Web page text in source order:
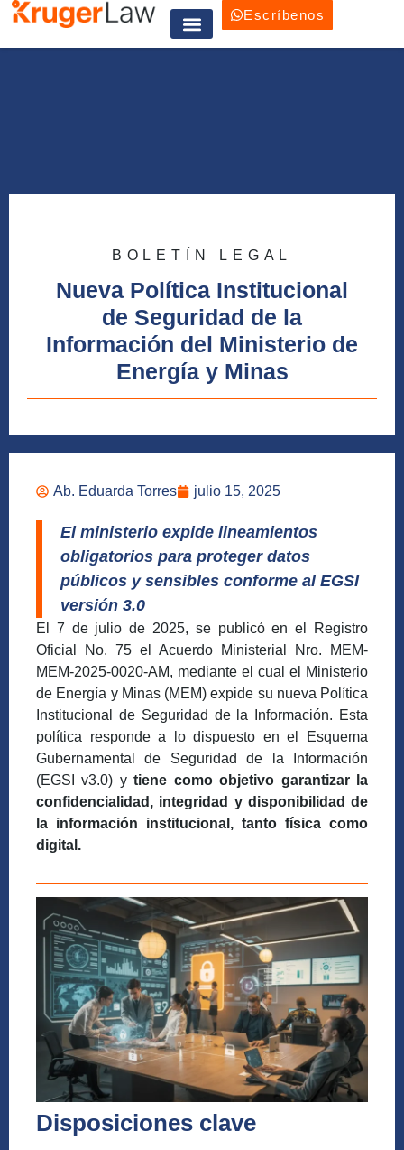
Escríbenos
BOLETÍN LEGAL
Nueva Política Institucional
de Seguridad de la
Información del Ministerio de
Energía y Minas
Ab. Eduarda Torres julio 15, 2025
El ministerio expide lineamientos
obligatorios para proteger datos
públicos y sensibles conforme al EGSI
versión 3.0
El 7 de julio de 2025, se publicó en el Registro
Oficial No. 75 el Acuerdo Ministerial Nro. MEM-
MEM-2025-0020-AM, mediante el cual el Ministerio
de Energía y Minas (MEM) expide su nueva Política
Institucional de Seguridad de la Información. Esta
política responde a lo dispuesto en el Esquema
Gubernamental de Seguridad de la Información
(EGSI v3.0) ytiene como objetivo garantizar la
confidencialidad, integridad y disponibilidad de
la información institucional, tanto física como
digital.
Disposiciones clave